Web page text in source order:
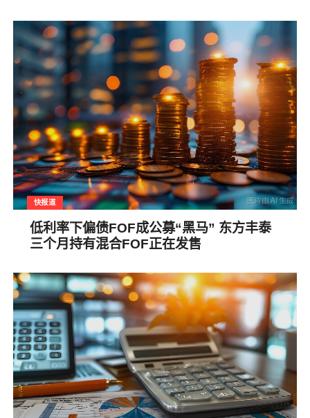
快报道
低利率下偏债FOF成公募“黑马” 东方丰泰
三个月持有混合FOF正在发售